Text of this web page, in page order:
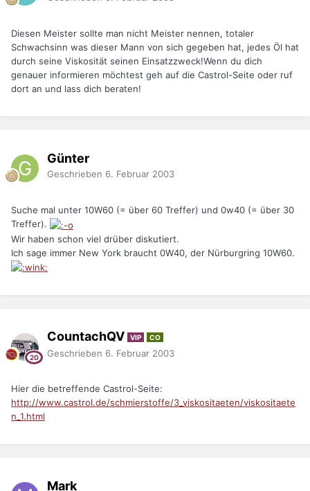
Diesen Meister sollte man nicht Meister nennen, totaler
Schwachsinn was dieser Mann von sich gegeben hat, jedes Öl hat
durch seine Viskosität seinen Einsatzzweck!Wenn du dich
genauer informieren möchtest geh auf die Castrol-Seite oder ruf
dort an und lass dich beraten!
Günter
Geschrieben 6. Februar 2003
Suche mal unter 10W60 (= über 60 Treffer) und 0w40 (= über 30
Treffer).
Wir haben schon viel drüber diskutiert.
Ich sage immer New York braucht 0W40, der Nürburgring 10W60.
CountachQV VIP CO
Geschrieben 6. Februar 2003
Hier die betreffende Castrol-Seite:
http://www.castrol.de/schmierstoffe/3_viskositaeten/viskositaete
n_1.html
Mark